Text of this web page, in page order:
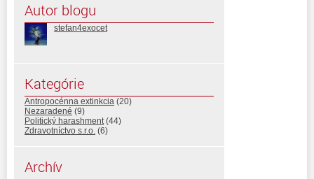
Autor blogu
stefan4exocet
Kategórie
Antropocénna extinkcia (20)
Nezaradené (9)
Politický harashment(44)
Zdravotníctvo s.r.o. (6)
Archív